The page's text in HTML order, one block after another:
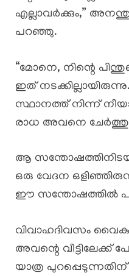
എല്ലാവർക്കും,”
പറഞ്ഞു.
“മോനെ, നിന്റെ
ഇത്
സ്ഥാനത്ത് നിന്ന്
രാധ അവനെ
ആ
ഒരു വേദന
ഈ സന്തോഷത്തിൽ
വിവാഹദിവസം
അവന്റെ
യാത്ര